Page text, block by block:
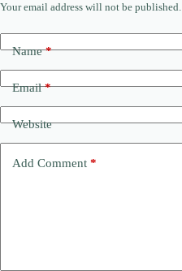
Your email address will not be published.
Name*
Email*
Website
Add Comment *